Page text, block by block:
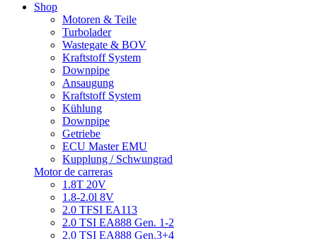
Shop
Motoren & Teile
Turbolader
Wastegate & BOV
Kraftstoff System
Downpipe
Ansaugung
Kraftstoff System
Kühlung
Downpipe
Getriebe
ECU Master EMU
Kupplung / Schwungrad
Motor de carreras
1.8T 20V
1.8-2.0l 8V
2.0 TFSI EA113
2.0 TSI EA888 Gen. 1-2
2.0 TSI EA888 Gen.3+4